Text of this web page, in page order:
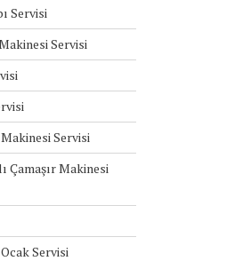
Servisi
Servisi
Servisi
Çamaşır Makinesi
Servisi